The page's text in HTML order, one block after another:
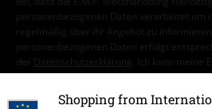
Shopping from
personenbezogenen Daten verarbeitet um
regelmäßig über ihr Angebot zu
personenbezogenen Daten erfolgt
der
Datenschutzerklärung
. Ich kann meine
durch Anklicken des Abmeldelinks
kann ich mich vom Newsletter wieder